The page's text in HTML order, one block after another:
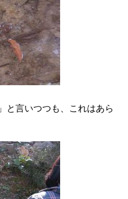
」と言いつつも、これはあら